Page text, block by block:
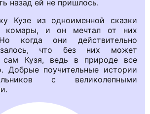
назад ей не пришлось.
Кузе из одноименной сказки
комары, и он мечтал от них
когда они действительно
что без них может
Кузя, ведь в природе все
Добрые поучительные истории
с великолепными